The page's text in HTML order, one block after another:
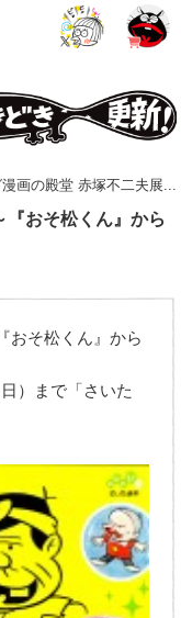
画の殿堂 赤塚不二夫展...
『おそ松くん』から
おそ松くん』から
）まで「さいた